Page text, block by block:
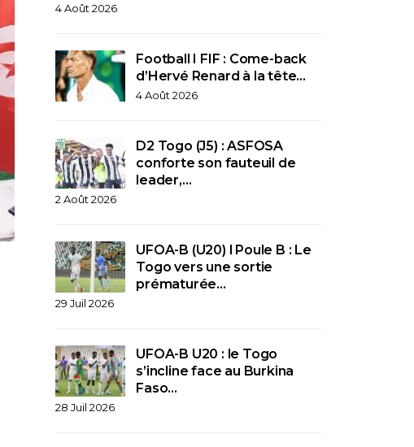
4 Août 2026
Football I FIF : Come-back
d’Hervé Renard à la tête…
4 Août 2026
D2 Togo (J5) : ASFOSA
conforte son fauteuil de
leader,…
2 Août 2026
UFOA-B (U20) l Poule B : Le
Togo vers une sortie
prématurée…
29 Juil 2026
UFOA-B U20 : le Togo
s’incline face au Burkina
Faso…
28 Juil 2026